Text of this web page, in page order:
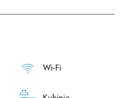
Wi-Fi